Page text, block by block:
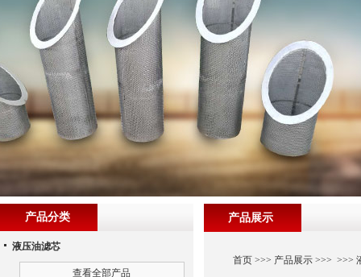
产品展示
首页>>> 产品展示>>> >>>
产品分类
液压油滤芯
查看全部产品